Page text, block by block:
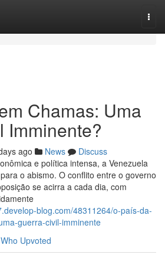
Chamas: Uma
Imminente?
ago News
Discuss
e política intensa, a Venezuela
o abismo. O conflito entre o governo
se acirra a cada dia, com
blog.com/48311264/o-país-da-
guerra-civil-imminente
Who Upvoted